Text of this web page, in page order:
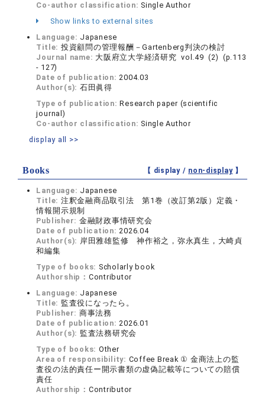
Co-author classification: Single Author
Show links to external sites
Language: Japanese
Title: 投資顧問の管理報酬－Gartenberg判決の検討
Journal name: 大阪府立大学経済研究 vol.49 (2) (p.113
- 127)
Date of publication:2004.03
Author(s): 石田眞得
Type of publication:Research paper (scientific
journal)
Co-author classification: Single Author
display all >>
Books 【 display / non-display】
Language: Japanese
Title: 注釈金融商品取引法 第1巻（改訂第2版）定義・
情報開示規制
Publisher: 金融財政事情研究会
Date of publication:2026.04
Author(s): 岸田雅雄監修 神作裕之，弥永真生，大崎貞
和編集
Type of books: Scholarly book
Authorship： Contributor
Language: Japanese
Title: 監査役になったら。
Publisher: 商事法務
Date of publication:2026.01
Author(s): 監査法務研究会
Type of books: Other
Area of responsibility: Coffee Break ① 金商法上の監
査役の法的責任ー開示書類の虚偽記載等についての賠償
責任
Authorship： Contributor